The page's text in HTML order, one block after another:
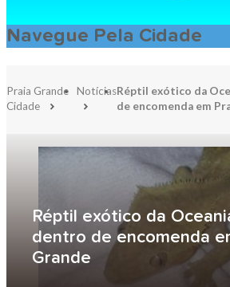
Navegue Pela Cidade
Praia Grande
Cidade
NotíciasRéptil exótico da
de encomenda em
Réptil exótico da
dentro de encomenda
Grande